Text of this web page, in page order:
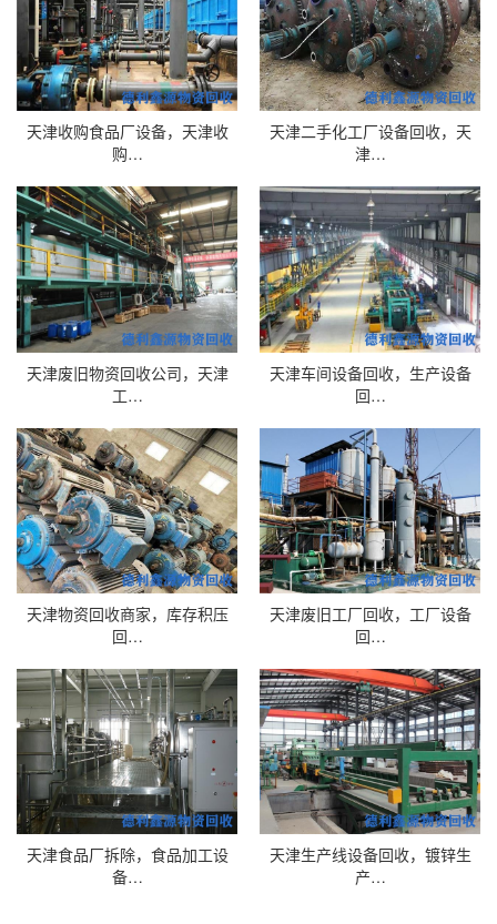
天津收购食品厂设备，天津收
购…
天津二手化工厂设备回收，天
津…
天津废旧物资回收公司，天津
工…
天津车间设备回收，生产设备
回…
天津物资回收商家，库存积压
回…
天津废旧工厂回收，工厂设备
回…
天津食品厂拆除，食品加工设
备…
天津生产线设备回收，镀锌生
产…